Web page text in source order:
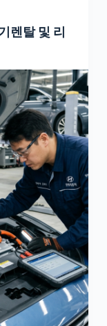
렌탈 및 리